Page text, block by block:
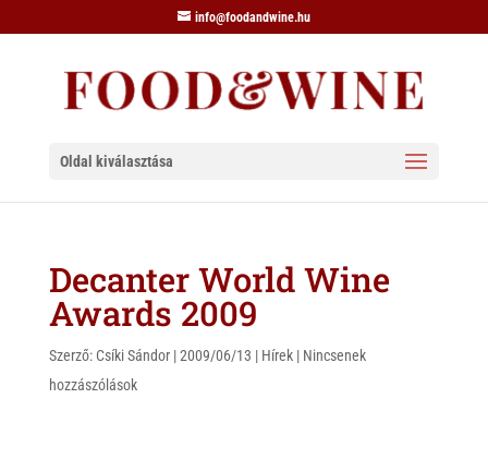
info@foodandwine.hu
Oldal kiválasztása
Decanter World Wine
Awards 2009
Szerző: Csíki Sándor|2009/06/13 | Hírek| Nincsenek
hozzászólások